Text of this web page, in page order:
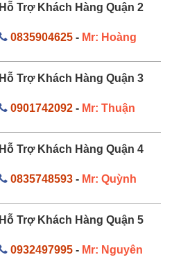
Hỗ Trợ Khách Hàng Quận 2
0835904625 - Mr: Hoàng
Hỗ Trợ Khách Hàng Quận 3
0901742092 - Mr: Thuận
Hỗ Trợ Khách Hàng Quận 4
0835748593 - Mr: Quỳnh
Hỗ Trợ Khách Hàng Quận 5
0932497995 - Mr: Nguyên